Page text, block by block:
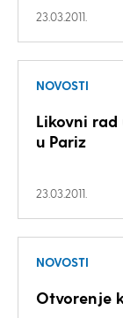
23.03.2011.
NOVOSTI
Likovni rad
u Pariz
23.03.2011.
NOVOSTI
Otvorenje